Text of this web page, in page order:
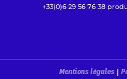
+33(0)6 29 56 76 38
Mentions légales |